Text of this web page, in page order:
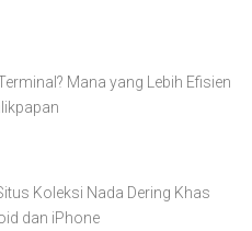
Mana yang Lebih Efisien
Koleksi Nada Dering Khas
dan iPhone